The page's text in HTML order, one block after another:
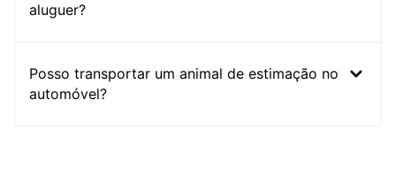
aluguer?
Posso transportar um animal de estimação no
automóvel?